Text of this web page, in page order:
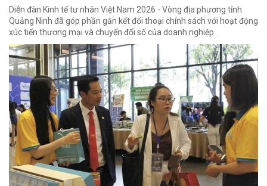
Diễn đàn Kinh tế tư nhân Việt Nam 2026 - Vòng địa phương tỉnh
Quảng Ninh đã góp phần gắn kết đối thoại chính sách với hoạt động
xúc tiến thương mại và chuyển đổi số của doanh nghiệp.